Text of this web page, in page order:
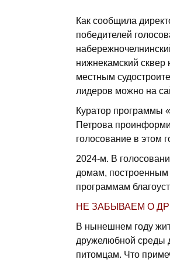
Как сообщила
победителей
нижнекамский сквер
местным
лидеров можно на
Куратор программы
Петрова
голосование в этом
2024-м. В
домам, построенным
программам
НЕ ЗАБЫВАЕМ О
В нынешнем году
дружелюбной среды
питомцам. Что